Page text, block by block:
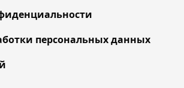
персональных данных